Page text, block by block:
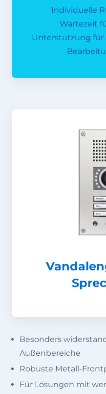
Individuelle
Wartezeit
Unterstützung für
Besonders
Außenbereiche
Robuste Metall-
Für Lösungen mit